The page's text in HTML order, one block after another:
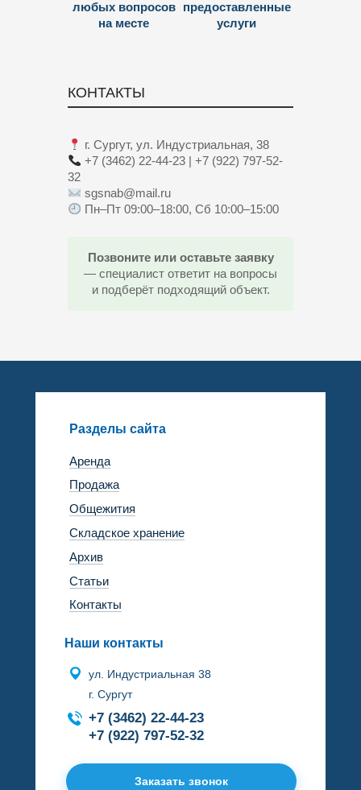
любых вопросов
на месте
предоставленные
услуги
КОНТАКТЫ
г. Сургут, ул. Индустриальная, 38
+7 (3462) 22-44-23 | +7 (922) 797-52-
32
sgsnab@mail.ru
Пн–Пт 09:00–18:00, Сб 10:00–15:00
Позвоните или оставьте заявку
— специалист ответит на вопросы
и подберёт подходящий объект.
Разделы сайта
Аренда
Продажа
Общежития
Складское хранение
Архив
Статьи
Контакты
Наши контакты
ул. Индустриальная 38
г. Сургут
+7 (3462) 22-44-23
+7 (922) 797-52-32
Заказать звонок